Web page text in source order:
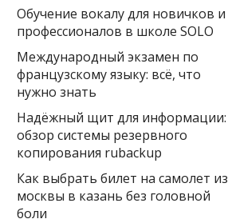
Обучение вокалу для новичков и
профессионалов в школе SOLO
Международный экзамен по
французскому языку: всё, что
нужно знать
Надёжный щит для информации:
обзор системы резервного
копирования rubackup
Как выбрать билет на самолет из
москвы в казань без головной
боли